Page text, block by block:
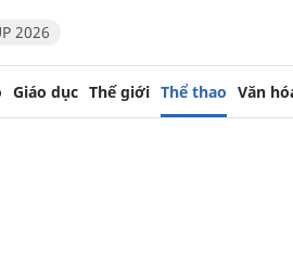
2026
Giáo dục Thế giới Thể thao Văn